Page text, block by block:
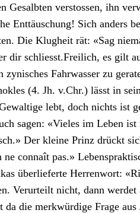
Gesalbten ver­stossen, ihn
Ent­täuschung! Sich anders
Die Klugheit rät: «Sag
dir schliesst.Freilich, es gilt
zynis­ches Fahrwass­er zu
(4. Jh. v.Chr.) lässt in
lebt, doch nichts ist
sagen: «Vieles im Leben
Der kleine Prinz drückt
ne con­naît pas.»
über­lieferte Her­ren­wort:
Verurteilt nicht, dann
da die merk­würdi­ge Frage